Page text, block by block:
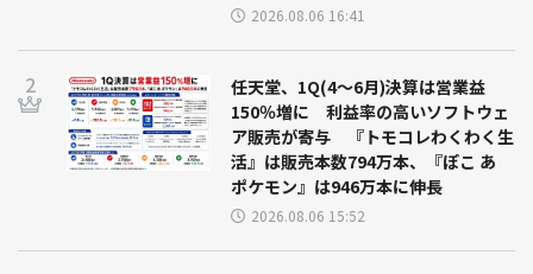
2026.08.06 16:41
任天堂、1Q(4～6月)決算は営業益
150％増に 利益率の高いソフトウェ
ア販売が寄与 『トモコレわくわく生
活』は販売本数794万本、『ぽこ あ
ポケモン』は946万本に伸長
2026.08.06 15:52